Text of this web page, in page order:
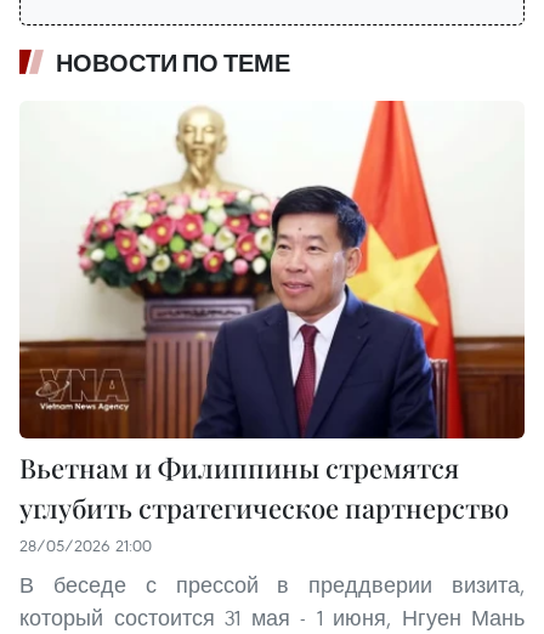
НОВОСТИ ПО ТЕМЕ
Вьетнам и Филиппины стремятся
углубить стратегическое партнерство
28/05/2026 21:00
В беседе с прессой в преддверии визита,
который состоится 31 мая - 1 июня, Нгуен Мань